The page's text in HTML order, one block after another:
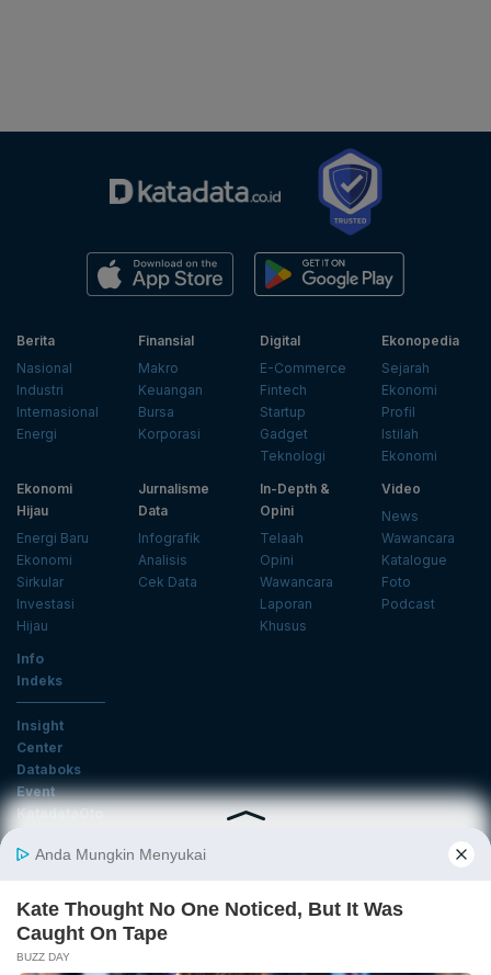
Berita
Nasional
Industri
Internasional
Energi
Finansial
Makro
Keuangan
Bursa
Korporasi
Digital
E-Commerce
Fintech
Startup
Gadget
Teknologi
Ekonopedia
Sejarah
Ekonomi
Profil
Istilah
Ekonomi
Ekonomi
Hijau
Energi Baru
Ekonomi
Sirkular
Investasi
Hijau
Jurnalisme
Data
Infografik
Analisis
Cek Data
In-Depth &
Opini
Telaah
Opini
Wawancara
Laporan
Khusus
Video
News
Wawancara
Katalogue
Foto
Podcast
Info
Indeks
Insight
Center
Databoks
Event
KatadataOto
Email